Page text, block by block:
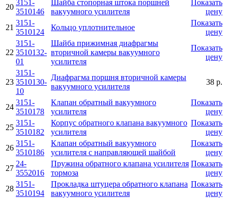
20
3151-
3510146
Шайба стопорная штока поршней
вакуумного усилителя
Показать
цену
21
3151-
3510124
Кольцо уплотнительное
Показать
цену
22
3151-
3510132-
01
Шайба прижимная диафрагмы
вторичной камеры вакуумного
усилителя
Показать
цену
23
3151-
3510130-
10
Диафрагма поршня вторичной камеры
вакуумного усилителя
38 р.
24
3151-
3510178
Клапан обратный вакуумного
усилителя
Показать
цену
25
3151-
3510182
Корпус обратного клапана вакуумного
усилителя
Показать
цену
26
3151-
3510186
Клапан обратный вакуумного
усилителя с направляющей шайбой
Показать
цену
27
24-
3552016
Пружина обратного клапана усилителя
тормоза
Показать
цену
28
3151-
3510194
Прокладка штуцера обратного клапана
вакуумного усилителя
Показать
цену